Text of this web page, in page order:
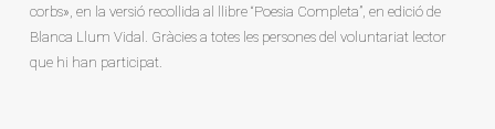
corbs», en la versió recollida al llibre “Poesia Completa”, en edició de
Blanca Llum Vidal. Gràcies a totes les persones del voluntariat lector
que hi han participat.